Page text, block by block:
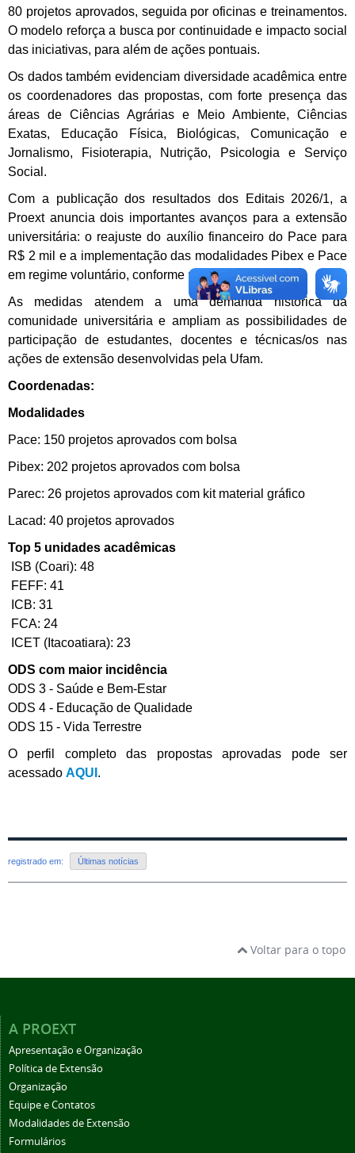
80 projetos aprovados, seguida por oficinas e treinamentos.
O modelo reforça a busca por continuidade e impacto social
das iniciativas, para além de ações pontuais.
Os dados também evidenciam diversidade acadêmica entre
os coordenadores das propostas, com forte presença das
áreas de Ciências Agrárias e Meio Ambiente, Ciências
Exatas, Educação Física, Biológicas, Comunicação e
Jornalismo, Fisioterapia, Nutrição, Psicologia e Serviço
Social.
Com a publicação dos resultados dos Editais 2026/1, a
Proext anuncia dois importantes avanços para a extensão
universitária: o reajuste do auxílio financeiro do Pace para
R$ 2 mil e a implementação das modalidades Pibex e Pace
em regime voluntário, conforme previsto nos editais.
As medidas atendem a uma demanda histórica da
comunidade universitária e ampliam as possibilidades de
participação de estudantes, docentes e técnicas/os nas
ações de extensão desenvolvidas pela Ufam.
Coordenadas:
Modalidades
Pace: 150 projetos aprovados com bolsa
Pibex: 202 projetos aprovados com bolsa
Parec: 26 projetos aprovados com kit material gráfico
Lacad: 40 projetos aprovados
Top 5 unidades acadêmicas
ISB (Coari): 48
FEFF: 41
ICB: 31
FCA: 24
ICET (Itacoatiara): 23
ODS com maior incidência
ODS 3 - Saúde e Bem-Estar
ODS 4 - Educação de Qualidade
ODS 15 - Vida Terrestre
O perfil completo das propostas aprovadas pode ser
acessado AQUI .
registrado em: Últimas notícias
Voltar para o topo
A PROEXT
Apresentação e Organização
Política de Extensão
Organização
Equipe e Contatos
Modalidades de Extensão
Formulários